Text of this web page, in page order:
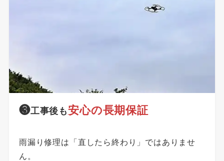
❸工事後も安心の長期保証
雨漏り修理は「直したら終わり」ではありませ
ん。